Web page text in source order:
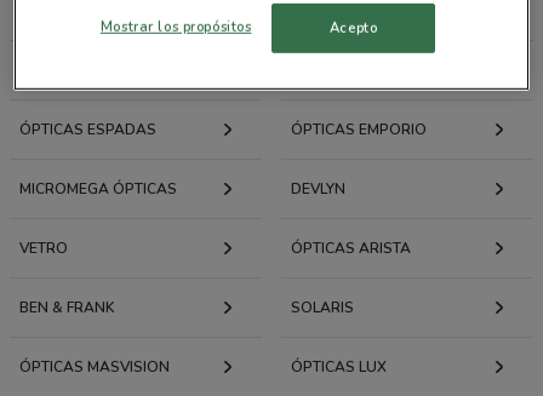
KAUFFMAN ÓPTICAS
ÓPTICAS ESPADAS ÓPTICAS EMPORIO
MICROMEGA ÓPTICAS DEVLYN
VETRO ÓPTICAS ARISTA
BEN & FRANK SOLARIS
ÓPTICAS MASVISION ÓPTICAS LUX
Mostrar los propósitos Acepto